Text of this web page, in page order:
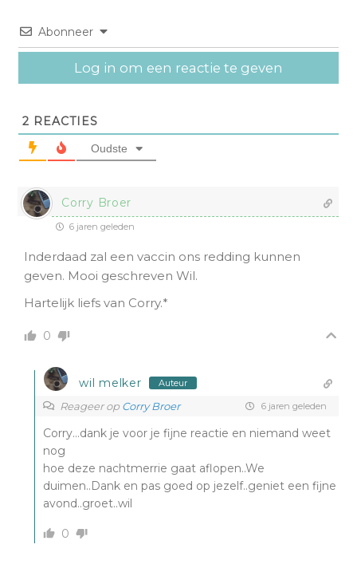
Abonneer
Log in om een reactie te geven
2 REACTIES
Oudste
Corry Broer
6 jaren geleden
Inderdaad zal een vaccin ons redding kunnen
geven. Mooi geschreven Wil.
Hartelijk liefs van Corry.*
0
wil melker Auteur
Reageer op Corry Broer 6 jaren geleden
Corry…dank je voor je fijne reactie en niemand weet
nog
hoe deze nachtmerrie gaat aflopen..We
duimen..Dank en pas goed op jezelf..geniet een fijne
avond..groet..wil
0